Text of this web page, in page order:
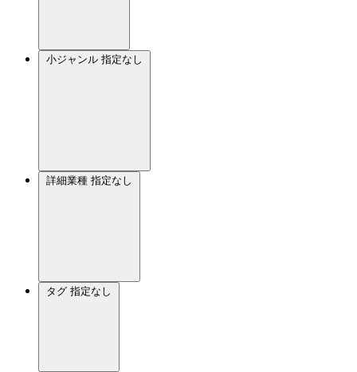
小ジャンル 指定なし
詳細業種 指定なし
タグ 指定なし